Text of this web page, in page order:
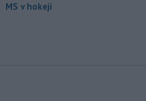
MS v hokeji